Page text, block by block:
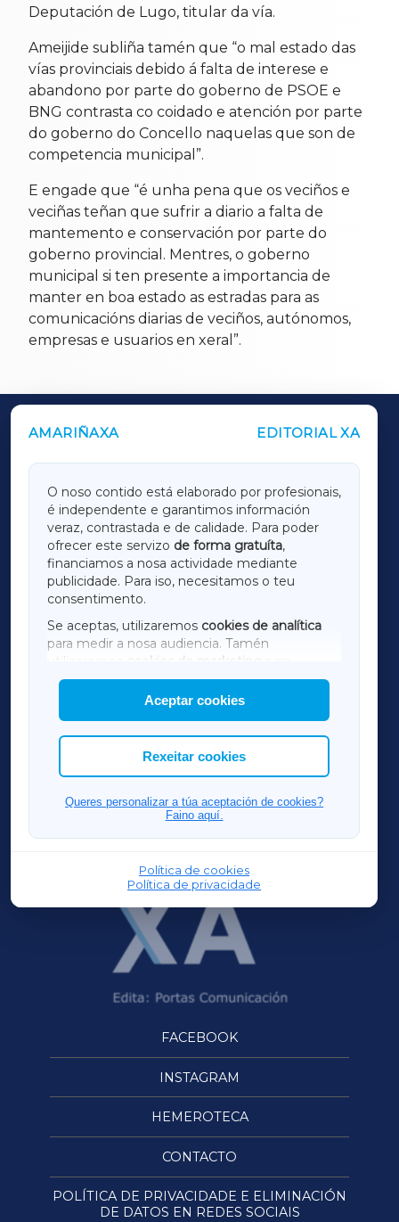
Deputación de Lugo, titular da vía.
Ameijide subliña tamén que “o mal estado das
vías provinciais debido á falta de interese e
abandono por parte do goberno de PSOE e
BNG contrasta co coidado e atención por parte
do goberno do Concello naquelas que son de
competencia municipal”.
E engade que “é unha pena que os veciños e
veciñas teñan que sufrir a diario a falta de
mantemento e conservación por parte do
goberno provincial. Mentres, o goberno
municipal si ten presente a importancia de
manter en boa estado as estradas para as
comunicacións diarias de veciños, autónomos,
empresas e usuarios en xeral”.
AMARIÑAXA EDITORIAL XA
O noso contido está elaborado por profesionais,
é independente e garantimos información
veraz, contrastada e de calidade. Para poder
ofrecer este servizo de forma gratuíta,
financiamos a nosa actividade mediante
publicidade. Para iso, necesitamos o teu
consentimento.
Se aceptas, utilizaremos cookies de analítica
para medir a nosa audiencia. Tamén
utilizaremos
cookies de marketing
mostrar publicidade de terceiros.
Así mesmo, podes personalizar a elección das
cookies que desexas permitir.
Aceptar cookies
Rexeitar cookies
Queres personalizar a túa aceptación de cookies?
Faino aquí.
Política de cookies
Política de privacidade
OUTROS PERIÓDICOS
LUGOXA
TERRACHAXA
AMARIÑAXA
RIBEIRASACRAXA
ACORUÑAXA
FERROLXA
OURENSEXA
FACEBOOK
INSTAGRAM
HEMEROTECA
CONTACTO
POLÍTICA DE PRIVACIDADE E ELIMINACIÓN
DE DATOS EN REDES SOCIAIS